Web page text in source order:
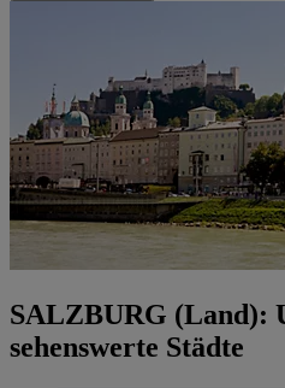
SALZBURG (Land):
sehenswerte Städte